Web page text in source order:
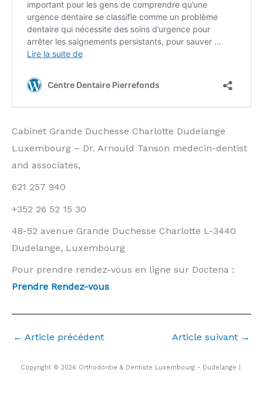
Cabinet Grande Duchesse Charlotte Dudelange
Luxembourg – Dr. Arnould Tanson medecin-dentist
and associates,
621 257 940
+352 26 52 15 30
48-52 avenue Grande Duchesse Charlotte L-3440
Dudelange, Luxembourg
Pour prendre rendez-vous en ligne sur Doctena :
Prendre Rendez-vous
← Article précédent Article suivant →
Copyright © 2026 Orthodontie & Dentiste Luxembourg - Dudelange |